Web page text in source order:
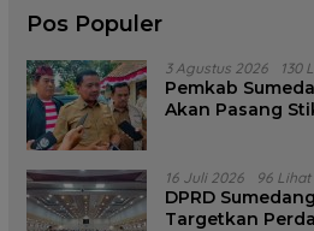
Pos Populer
3 Agustus 2026 130
Pemkab
Akan Pasang
16 Juli 2026 96 Lihat
DPRD Sumedang
Targetkan Perda